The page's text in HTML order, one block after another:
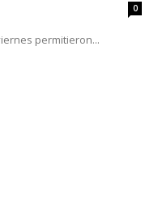
0
permitieron...